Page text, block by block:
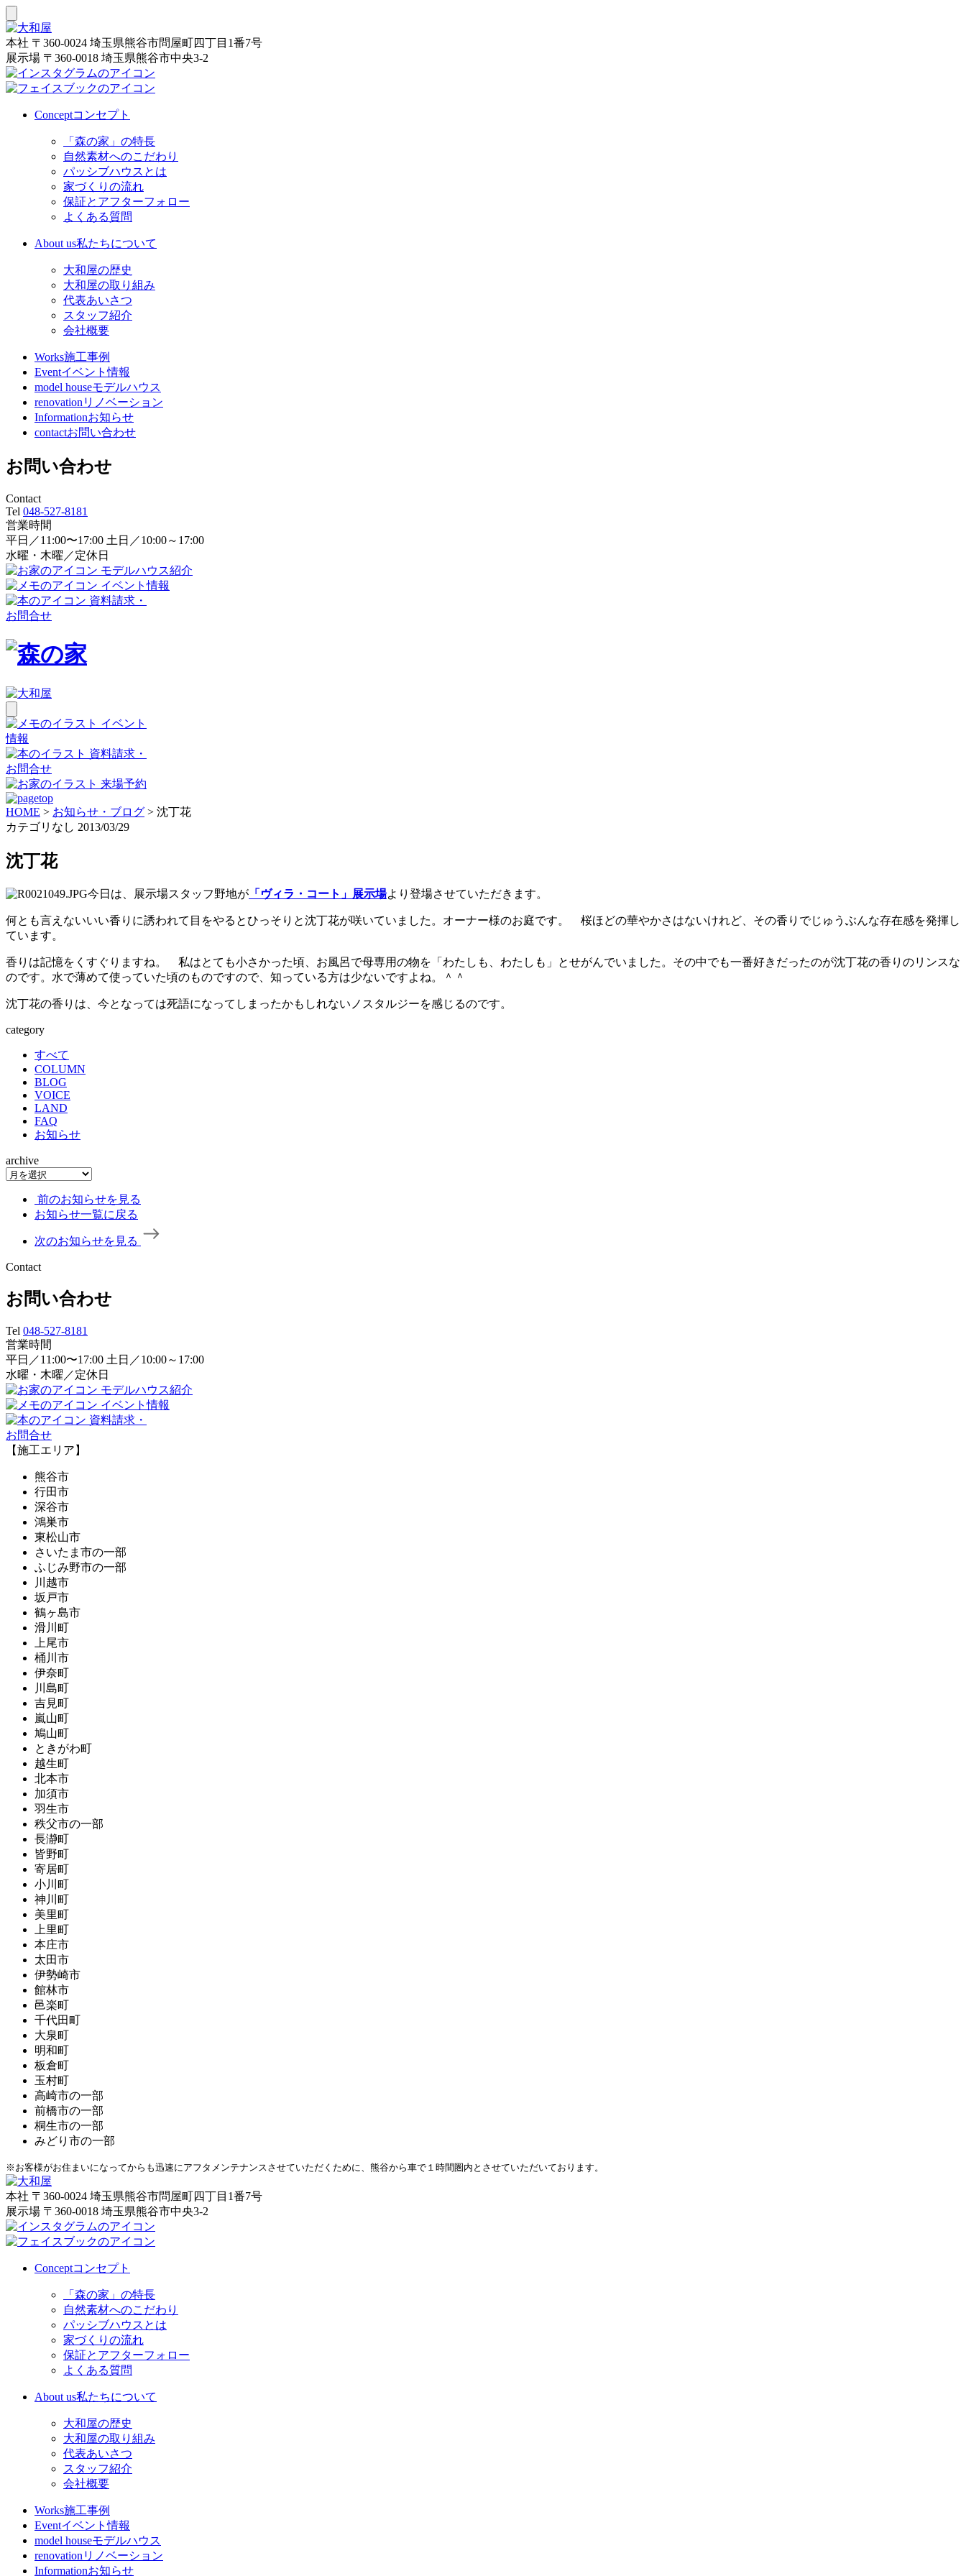
本社 〒360-0024 埼玉県熊谷市問屋町四丁目1番7号
展示場 〒360-0018 埼玉県熊谷市中央3-2
Conceptコンセプト
「森の家」の特長
自然素材へのこだわり
パッシブハウスとは
家づくりの流れ
保証とアフターフォロー
よくある質問
About us私たちについて
大和屋の歴史
大和屋の取り組み
代表あいさつ
スタッフ紹介
会社概要
Works施工事例
Eventイベント情報
model houseモデルハウス
renovation リノベーション
Informationお知らせ
contactお問い合わせ
お問い合わせ
Contact
Tel 048-527-8181
営業時間
平日／11:00〜17:00 土日／10:00～17:00
水曜・木曜／定休日
モデルハウス紹介
イベント情報
資料請求・
お問合せ
イベント
情報
資料請求・
お問合せ
来場予約
HOME > お知らせ・ブログ > 沈丁花
カテゴリなし 2013/03/29
沈丁花
今日は、展示場スタッフ野地が 「ヴィラ・コート」展示場より登場させていただきます。
何とも言えないいい香りに誘われて目をやるとひっそりと沈丁花が咲いていました。オーナー様のお庭です。 桜ほどの華やかさはないけれど、その香りでじゅうぶんな存在感を発揮し
ています。
香りは記憶をくすぐりますね。 私はとても小さかった頃、お風呂で母専用の物を「わたしも、わたしも」とせがんでいました。その中でも一番好きだったのが沈丁花の香りのリンスな
のです。水で薄めて使っていた頃のものですので、知っている方は少ないですよね。＾＾
沈丁花の香りは、今となっては死語になってしまったかもしれないノスタルジーを感じるのです。
category
すべて
COLUMN
BLOG
VOICE
LAND
FAQ
お知らせ
archive
前のお知らせを見る
お知らせ一覧に戻る
次のお知らせを見る
Contact
お問い合わせ
Tel 048-527-8181
営業時間
平日／11:00〜17:00 土日／10:00～17:00
水曜・木曜／定休日
モデルハウス紹介
イベント情報
資料請求・
お問合せ
【施工エリア】
熊谷市
行田市
深谷市
鴻巣市
東松山市
さいたま市の一部
ふじみ野市の一部
川越市
坂戸市
鶴ヶ島市
滑川町
上尾市
桶川市
伊奈町
川島町
吉見町
嵐山町
鳩山町
ときがわ町
越生町
北本市
加須市
羽生市
秩父市の一部
長瀞町
皆野町
寄居町
小川町
神川町
美里町
上里町
本庄市
太田市
伊勢崎市
館林市
邑楽町
千代田町
大泉町
明和町
板倉町
玉村町
高崎市の一部
前橋市の一部
桐生市の一部
みどり市の一部
※お客様がお住まいになってからも迅速にアフタメンテナンスさせていただくために、熊谷から車で１時間圏内とさせていただいております。
本社 〒360-0024 埼玉県熊谷市問屋町四丁目1番7号
展示場 〒360-0018 埼玉県熊谷市中央3-2
Conceptコンセプト
「森の家」の特長
自然素材へのこだわり
パッシブハウスとは
家づくりの流れ
保証とアフターフォロー
よくある質問
About us私たちについて
大和屋の歴史
大和屋の取り組み
代表あいさつ
スタッフ紹介
会社概要
Works施工事例
Eventイベント情報
model houseモデルハウス
renovation リノベーション
Informationお知らせ